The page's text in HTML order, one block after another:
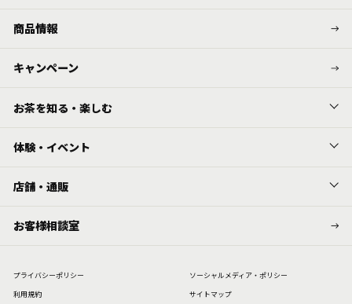
商品情報
キャンペーン
お茶を知る・楽しむ
体験・イベント
店舗・通販
お客様相談室
プライバシーポリシー
ソーシャルメディア・ポリシー
利⽤規約
サイトマップ